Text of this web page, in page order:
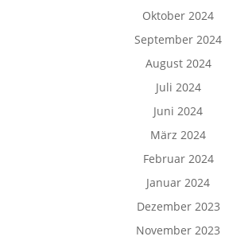
Oktober 2024
September 2024
August 2024
Juli 2024
Juni 2024
März 2024
Februar 2024
Januar 2024
Dezember 2023
November 2023